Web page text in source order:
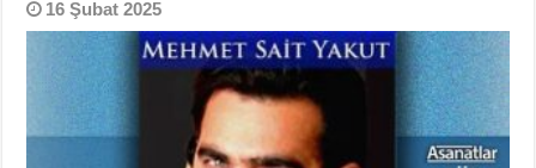
16 Şubat 2025